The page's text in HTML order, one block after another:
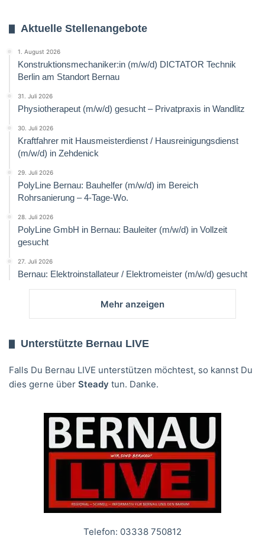
Aktuelle Stellenangebote
1. August 2026
Konstruktionsmechaniker:in (m/w/d) DICTATOR Technik
Berlin am Standort Bernau
31. Juli 2026
Physiotherapeut (m/w/d) gesucht – Privatpraxis in Wandlitz
30. Juli 2026
Kraftfahrer mit Hausmeisterdienst / Hausreinigungsdienst
(m/w/d) in Zehdenick
29. Juli 2026
PolyLine Bernau: Bauhelfer (m/w/d) im Bereich
Rohrsanierung – 4-Tage-Wo.
28. Juli 2026
PolyLine GmbH in Bernau: Bauleiter (m/w/d) in Vollzeit
gesucht
27. Juli 2026
Bernau: Elektroinstallateur / Elektromeister (m/w/d) gesucht
Mehr anzeigen
Unterstützte Bernau LIVE
Falls Du Bernau LIVE unterstützen möchtest, so kannst Du
dies gerne über Steady tun. Danke.
Telefon: 03338 750812